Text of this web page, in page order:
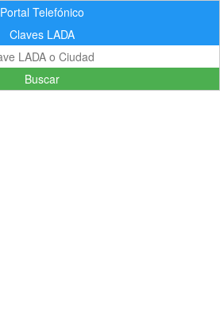
Portal Telefónico
Claves LADA
Buscar